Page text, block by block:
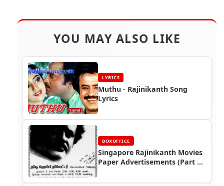
YOU MAY ALSO LIKE
LYRICS
Muthu - Rajinikanth Song
Lyrics
BOXOFFICE
Singapore Rajinikanth Movies
Paper Advertisements (Part 5)